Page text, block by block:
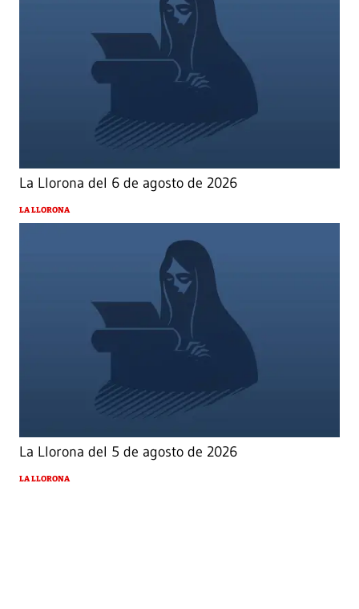
La Llorona del 6 de agosto de 2026
LA LLORONA
La Llorona del 5 de agosto de 2026
LA LLORONA